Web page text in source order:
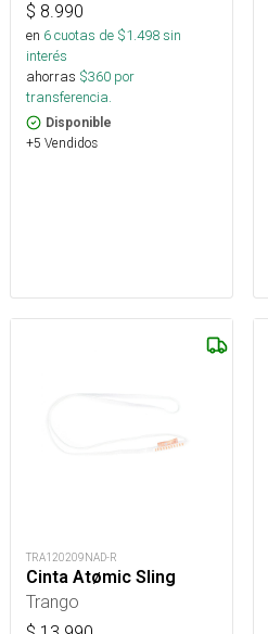
$ 8.990
en 6cuotas de $1.498sin
interés
ahorras $360 por
transferencia.
Disponible
+5 Vendidos
TRA120209NAD-R
Cinta Atømic Sling
Trango